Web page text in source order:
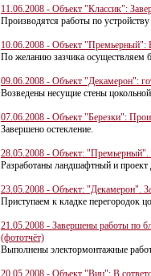
11.06.2008 - Объект "Классик":
Производятся работы по
10.06.2008 - Объект "Премьерный":
По желанию зазчика осуществляем
09.06.2008 - Объект "Декамерон":
Возведены несущие стены
07.06.2008 - Объект "Березки":
Завершено остекление.
28.05.2008 - Объект: "Премьерный".
Разработаны ландшафтный и проект
23.05.2008 - Объект: "Декамерон".
Приступаем к кладке перегородок
21.05.2008 - Завершены работы по
(фототчёт)
Выполнены электормонтажные
20.05.2008 - Объект "Виц": В